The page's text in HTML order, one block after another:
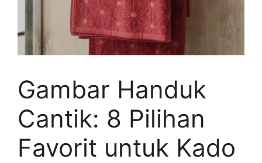
Gambar Handuk
Cantik: 8 Pilihan
Favorit untuk Kado